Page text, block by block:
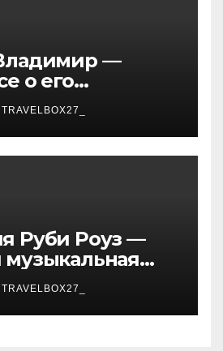
—
о его
возрасте и
TRAVELBOX27_
Руби Роуз —
жизнь и
TRAVELBOX27_